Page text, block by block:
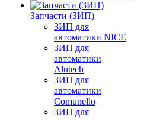
Запчасти (ЗИП)
ЗИП для
автоматики NICE
ЗИП для
автоматики
Alutech
ЗИП для
автоматики
Comunello
ЗИП для